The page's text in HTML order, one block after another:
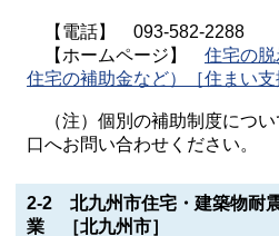
【電話】 093-582-2288
【ホームページ】 住宅の
住宅の補助金など）［住まい支
（注）個別の補助制度につい
口へお問い合わせください。
2-2 北九州市住宅・建築物耐
業 ［北九州市］